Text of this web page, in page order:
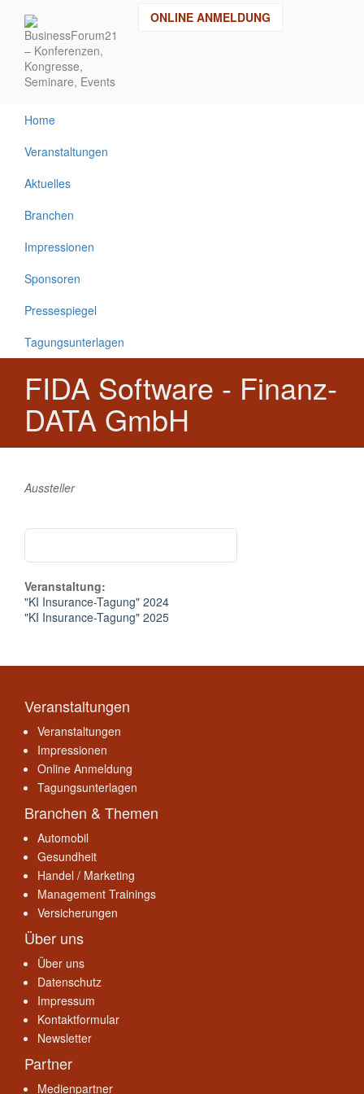
Inhalt
ONLINE ANMELDUNG
Home
Veranstaltungen
Aktuelles
Branchen
Impressionen
Sponsoren
Pressespiegel
Tagungsunterlagen
FIDA Software - Finanz-
DATA GmbH
Aussteller
Veranstaltung:
"KI Insurance-Tagung" 2024
"KI Insurance-Tagung" 2025
Veranstaltungen
Veranstaltungen
Impressionen
Online Anmeldung
Tagungsunterlagen
Branchen & Themen
Automobil
Gesundheit
Handel / Marketing
Management Trainings
Versicherungen
Über uns
Über uns
Datenschutz
Impressum
Kontaktformular
Newsletter
Partner
Medienpartner